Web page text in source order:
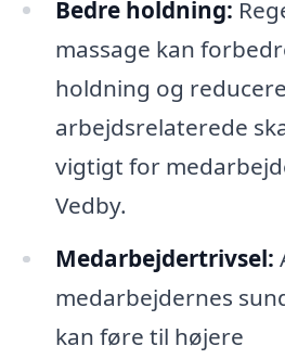
Bedre holdning:
massage kan
holdning og
arbejdsrelaterede
vigtigt for
Vedby.
Medarbejdertrivsel:
medarbejdernes
kan føre til højere